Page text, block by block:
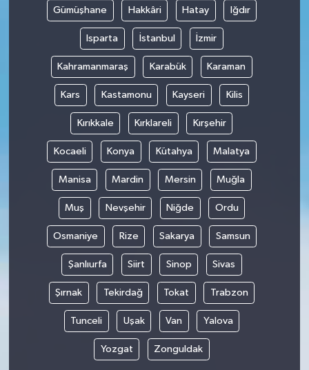
Gümüşhane Hakkâri Hatay Iğdır
Isparta İstanbul İzmir
Kahramanmaraş Karabük Karaman
Kars Kastamonu Kayseri Kilis
Kırıkkale Kırklareli Kırşehir
Kocaeli Konya Kütahya Malatya
Manisa Mardin Mersin Muğla
Muş Nevşehir Niğde Ordu
Osmaniye Rize Sakarya Samsun
Şanlıurfa Siirt Sinop Sivas
Şırnak Tekirdağ Tokat Trabzon
Tunceli Uşak Van Yalova
Yozgat Zonguldak